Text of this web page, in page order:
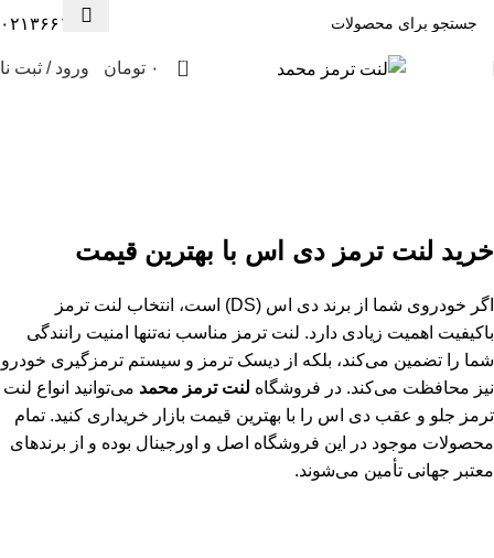
۰۲۱۳۶۶۱۳۰۰۸
0 ۰ تومان ورود / ثبت
خرید لنت ترمز دی اس با بهترین قیمت
اگر خودروی شما از برند دی اس (DS) است، انتخاب لنت ترمز
باکیفیت اهمیت زیادی دارد. لنت ترمز مناسب نه‌تنها امنیت رانندگی
شما را تضمین می‌کند، بلکه از دیسک ترمز و سیستم ترمزگیری خودرو
نیز محافظت می‌کند. در فروشگاه لنت ترمز محمد می‌توانید انواع لنت
ترمز جلو و عقب دی اس را با بهترین قیمت بازار خریداری کنید. تمام
محصولات موجود در این فروشگاه اصل و اورجینال بوده و از برندهای
معتبر جهانی تأمین می‌شوند.